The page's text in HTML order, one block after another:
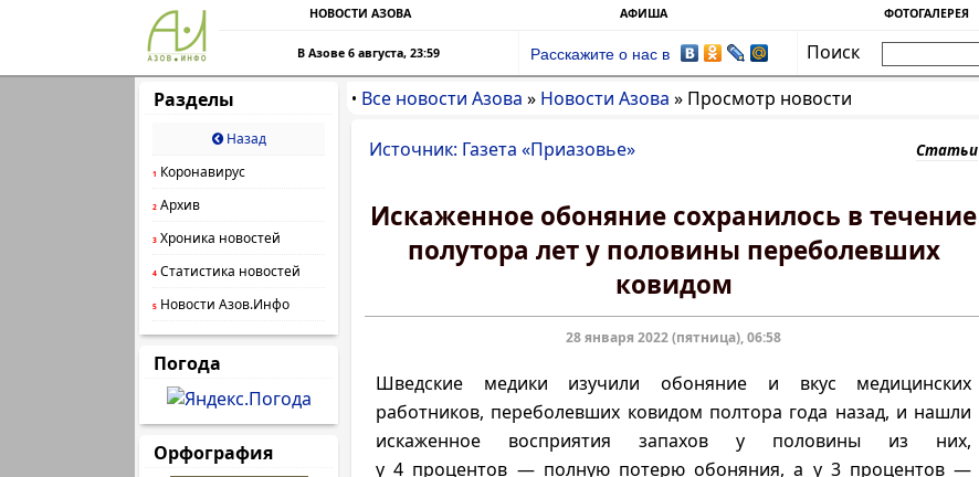
НОВОСТИ АЗОВА АФИША ФОТОГАЛЕРЕЯ
В Азове 6 августа, 23:59 Расскажите о нас в
Поиск
Разделы
Назад
1 Коронавирус
2 Архив
3 Хроника новостей
4 Статистика новостей
5 Новости Азов.Инфо
Погода
Орфография
• Все новости Азова » Новости Азова » Просмотр новости
Источник: Газета «Приазовье» Статьи
Искаженное обоняние сохранилось в течение
полутора лет у половины переболевших
ковидом
28 января 2022 (пятница), 06:58
Шведские медики изучили обоняние и вкус медицинских
работников, переболевших ковидом полтора года назад, и нашли
искаженное восприятия запахов у половины из них,
у 4 процентов — полную потерю обоняния, а у 3 процентов —